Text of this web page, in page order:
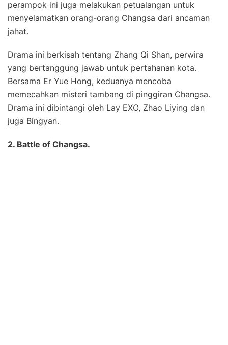
perampok ini juga melakukan petualangan untuk
menyelamatkan orang-orang Changsa dari ancaman
jahat.
Drama ini berkisah tentang Zhang Qi Shan, perwira
yang bertanggung jawab untuk pertahanan kota.
Bersama Er Yue Hong, keduanya mencoba
memecahkan misteri tambang di pinggiran Changsa.
Drama ini dibintangi oleh Lay EXO, Zhao Liying dan
juga Bingyan.
2. Battle of Changsa.